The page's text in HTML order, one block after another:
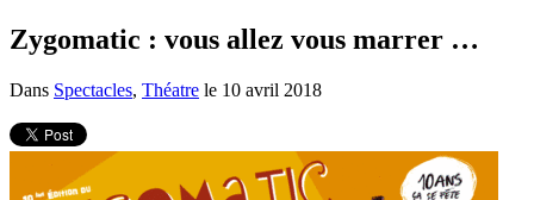
Zygomatic : vous allez vous marrer …
Dans Spectacles, Théatre le 10 avril 2018